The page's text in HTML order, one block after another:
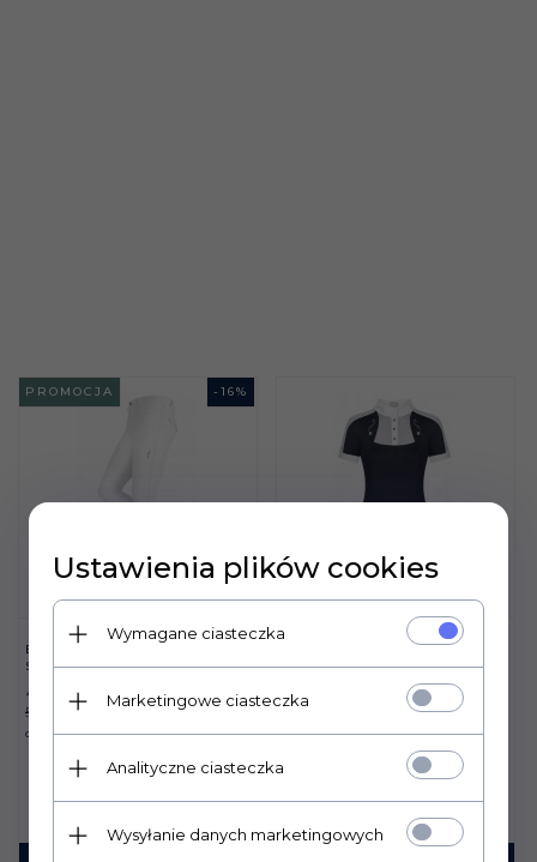
- 16%
PROMOCJA
BRYCZESY FAIR PLAY
SIMON BIAŁY
427, 56 PLN
509,00 PLN
Oszczędzasz81.44 PLN
KOSZULKA KONKURS FAIR
PLAY LORELLA GRAN-BIA
Ustawienia plików cookies
Wymagane ciasteczka
Marketingowe ciasteczka
Analityczne ciasteczka
Wysyłanie danych marketingowych